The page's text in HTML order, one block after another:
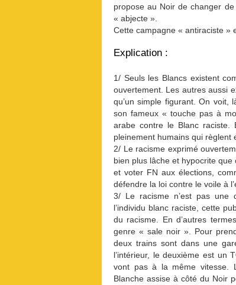
propose au Noir de changer
« abjecte ».
Cette campagne « antiraciste »
Explication :
1/ Seuls les Blancs existent
ouvertement. Les autres aussi
qu’un simple figurant. On voit,
son fameux « touche pas à
arabe contre le Blanc raciste.
pleinement humains qui règlent
2/ Le racisme exprimé
bien plus lâche et hypocrite que
et voter FN aux élections,
défendre la loi contre le voile à
3/ Le racisme n’est pas une
l’individu blanc raciste, cette
du racisme. En d’autres
genre « sale noir ». Pour
deux trains sont dans une
l’intérieur, le deuxième est un
vont pas à la même vitesse.
Blanche assise à côté du Noir